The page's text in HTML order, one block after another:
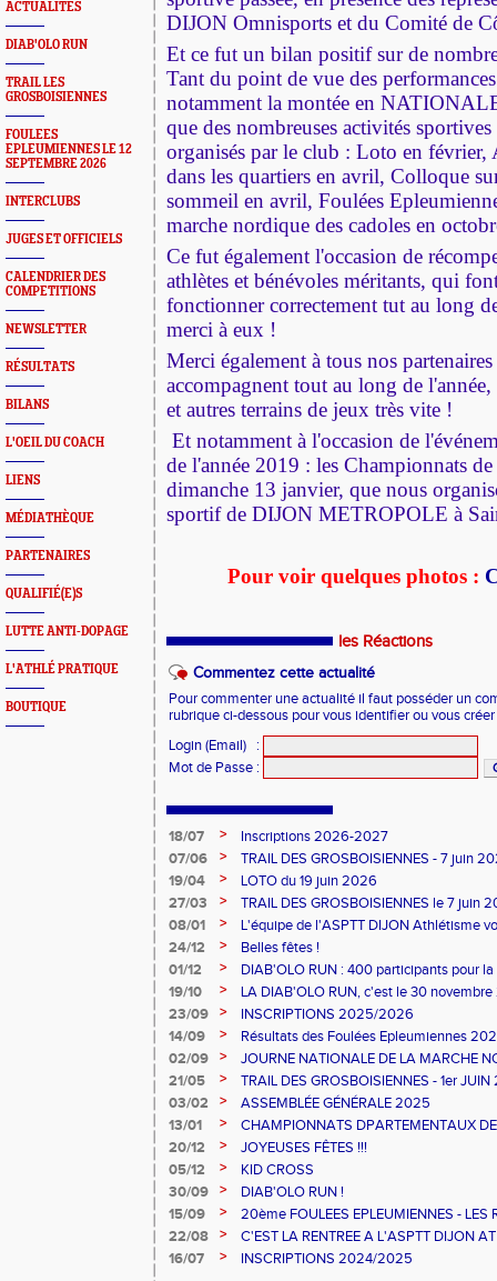
ACTUALITÉS
DIAB'OLO RUN
TRAIL LES
GROSBOISIENNES
FOULEES
EPLEUMIENNES LE 12
SEPTEMBRE 2026
INTERCLUBS
JUGES ET OFFICIELS
CALENDRIER DES
COMPETITIONS
NEWSLETTER
RÉSULTATS
BILANS
L'OEIL DU COACH
LIENS
MÉDIATHÈQUE
PARTENAIRES
QUALIFIÉ(E)S
LUTTE ANTI-DOPAGE
L'ATHLÉ PRATIQUE
BOUTIQUE
DIJON Omnisports et du Comité de
Et ce fut un bilan positif sur de
Tant du point de vue des
notamment la montée en
que des nombreuses activités
organisés par le club : Loto en
dans les quartiers en avril, Colloque
sommeil en avril, Foulées
marche nordique des cadoles en
Ce fut également l'occasion de
athlètes et bénévoles méritants, qui
fonctionner correctement tut au long
merci à eux !
Merci également à tous nos
accompagnent tout au long de
et autres terrains de jeux très vite !
Et notamment à l'occasion de
de l'année 2019 : les Championnats
dimanche 13 janvier, que nous
sportif de DIJON METROPOLE à
Pour voir quelques photos :
les Réactions
Commentez cette actualité
Pour commenter une actualité il faut posséder un
rubrique ci-dessous pour vous identifier ou vous
Login (Email)
:
Mot de Passe :
18/07 >
Inscriptions 2026-2027
07/06
>
TRAIL DES GROSBOISIENNES - 7 juin
19/04
>
LOTO du 19 juin 2026
27/03
>
TRAIL DES GROSBOISIENNES le 7 juin
08/01
>
L'équipe de l'ASPTT DIJON Athlétisme
excellente année !
24/12 >
Belles fêtes !
01/12
>
DIAB'OLO RUN : 400 participants pour
19/10
>
LA DIAB'OLO RUN, c'est le 30
23/09
>
INSCRIPTIONS 2025/2026
14/09
>
Résultats des Foulées Epleumiennes
02/09
>
JOURNE NATIONALE DE LA MARCHE
21/05
>
TRAIL DES GROSBOISIENNES - 1er
03/02
>
ASSEMBLÉE GÉNÉRALE 2025
13/01
>
CHAMPIONNATS DPARTEMENTAUX
20/12
>
JOYEUSES FÊTES !!!
05/12
>
KID CROSS
30/09
>
DIAB'OLO RUN !
15/09
>
20ème FOULEES EPLEUMIENNES - LES
22/08
>
C'EST LA RENTREE A L'ASPTT DIJON
16/07
> INSCRIPTIONS 2024/2025